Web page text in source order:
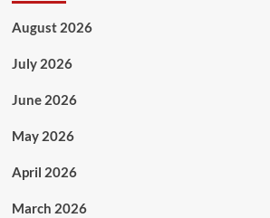
August 2026
July 2026
June 2026
May 2026
April 2026
March 2026